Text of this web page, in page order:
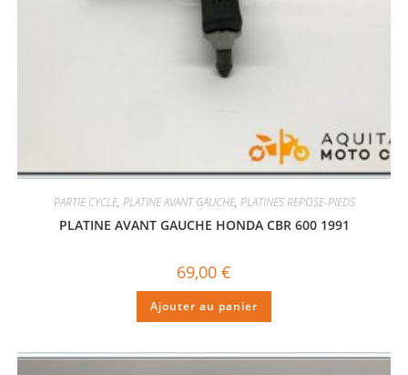
PARTIE CYCLE, PLATINE AVANT GAUCHE, PLATINES REPOSE-PIEDS
PLATINE AVANT GAUCHE HONDA CBR 600 1991
69,00 €
Ajouter au panier